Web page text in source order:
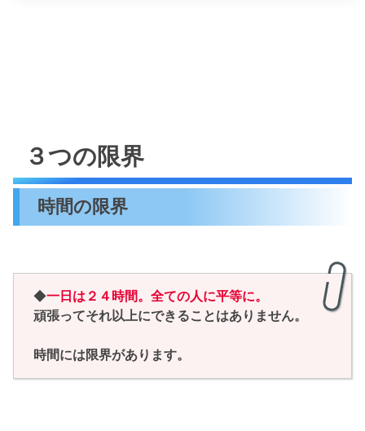
３つの限界
時間の限界
◆一日は２４時間。全ての人に平等に。
頑張ってそれ以上にできることはありません。
時間には限界があります。